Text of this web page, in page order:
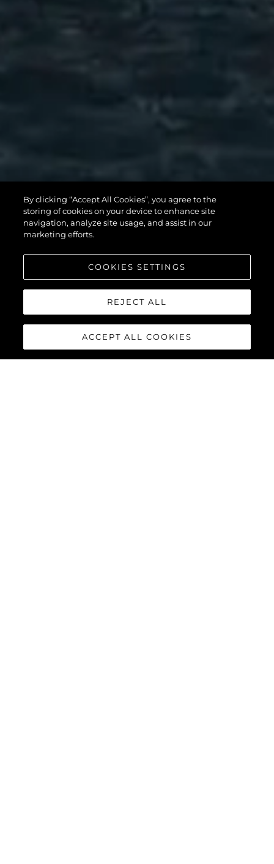
82 OCEAN
ENCLOSED
WIĘCEJ
By clicking “Accept All Cookies”, you agree to the
storing of cookies on your device to enhance site
navigation, analyze site usage, and assist in our
marketing efforts.
COOKIES SETTINGS
REJECT ALL
ACCEPT ALL COOKIES